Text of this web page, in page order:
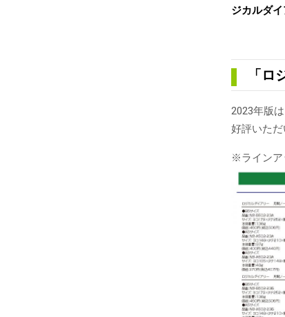
ジカルダ
「
2023年版
好評いた
※ラインア